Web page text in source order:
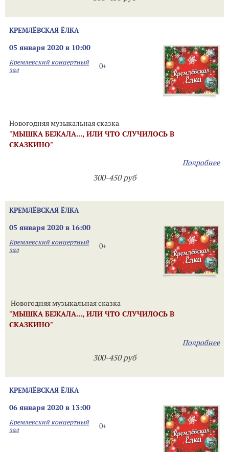
КРЕМЛЁВСКАЯ ЁЛКА
05 января 2020 в 10:00
0+
Кремлевский концертный
зал
Новогодняя музыкальная сказка
"МЫШКА БЕЖАЛА..., ИЛИ ЧТО СЛУЧИЛОСЬ В
СКАЗКИНО"
Подробнее
300-450 руб
КРЕМЛЁВСКАЯ ЁЛКА
05 января 2020 в 16:00
0+
Кремлевский концертный
зал
Новогодняя музыкальная сказка
"МЫШКА БЕЖАЛА..., ИЛИ ЧТО СЛУЧИЛОСЬ В
СКАЗКИНО"
Подробнее
300-450 руб
КРЕМЛЁВСКАЯ ЁЛКА
06 января 2020 в 13:00
0+
Кремлевский концертный
зал